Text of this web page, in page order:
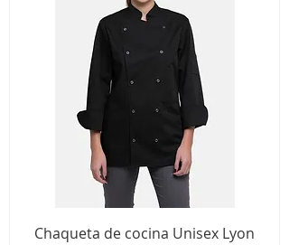
Chaqueta de cocina Unisex Lyon